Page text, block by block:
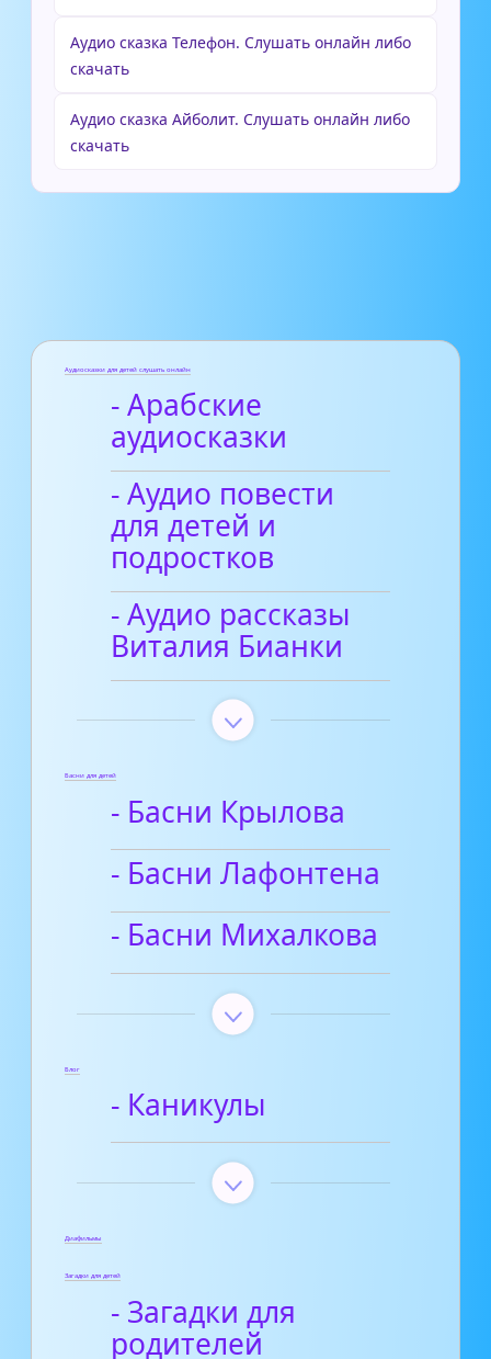
Аудио сказка Телефон. Слушать онлайн либо
скачать
Аудио сказка Айболит. Слушать онлайн либо
скачать
Аудиосказки для детей слушать онлайн
- Арабские
аудиосказки
- Аудио повести
для детей и
подростков
- Аудио рассказы
Виталия Бианки
Басни для детей
- Басни Крылова
- Басни Лафонтена
- Басни Михалкова
Блог
- Каникулы
Диафильмы
Загадки для детей
- Загадки для
родителей